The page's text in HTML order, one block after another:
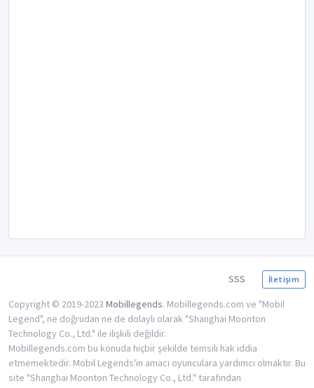
SSS İletişim
Copyright © 2019-2023 Mobillegends. Mobillegends.com ve "Mobil
Legend", ne doğrudan ne de dolaylı olarak "Shanghai Moonton
Technology Co., Ltd." ile ilişkili değildir.
Mobillegends.com bu konuda hiçbir şekilde temsili hak iddia
etmemektedir. Mobil Legends'in amacı oyunculara yardımcı olmaktır. Bu
site "Shanghai Moonton Technology Co., Ltd." tarafından